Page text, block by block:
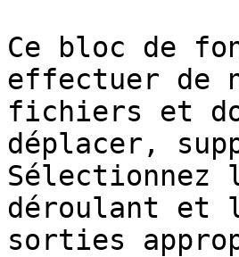
Ce bloc de
effectuer de
fichiers et
déplacer,
Sélectionnez
déroulant et
sorties